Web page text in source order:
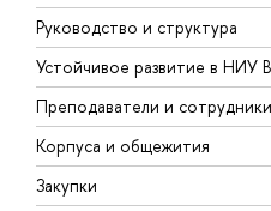
Руководство и структура
Устойчивое развитие в НИУ
Преподаватели и сотрудники
Корпуса и общежития
Закупки